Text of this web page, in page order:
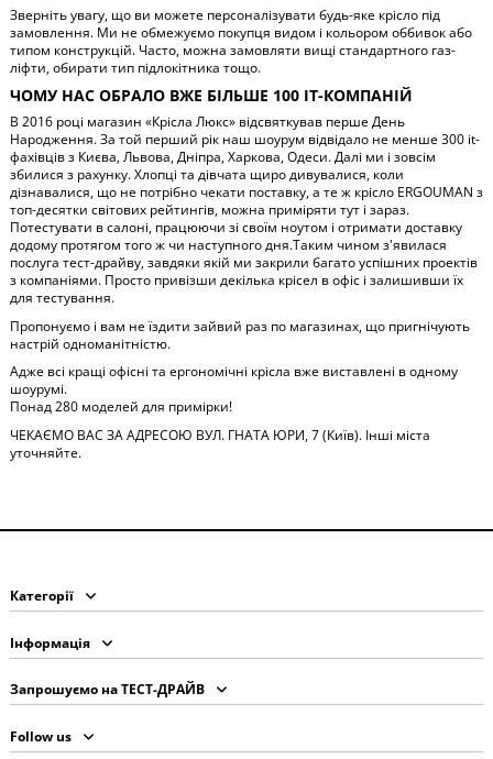
Зверніть увагу, що ви можете персоналізувати будь-яке крісло під
замовлення. Ми не обмежуємо покупця видом і кольором оббивок або
типом конструкцій. Часто, можна замовляти вищі стандартного газ-
ліфти, обирати тип підлокітника тощо.
ЧОМУ НАС ОБРАЛО ВЖЕ БІЛЬШЕ 100 IT-КОМПАНІЙ
В 2016 році магазин «Крісла Люкс» відсвяткував перше День
Народження. За той перший рік наш шоурум відвідало не менше 300 it-
фахівців з Києва, Львова, Дніпра, Харкова, Одеси. Далі ми і зовсім
збилися з рахунку. Хлопці та дівчата щиро дивувалися, коли
дізнавалися, що не потрібно чекати поставку, а те ж крісло ERGOUMAN з
топ-десятки світових рейтингів, можна приміряти тут і зараз.
Потестувати в салоні, працюючи зі своїм ноутом і отримати доставку
додому протягом того ж чи наступного дня.Таким чином з'явилася
послуга тест-драйву, завдяки якій ми закрили багато успішних проектів
з компаніями. Просто привізши декілька крісел в офіс і залишивши їх
для тестування.
Пропонуємо і вам не їздити зайвий раз по магазинах, що пригнічують
настрій одноманітністю.
Адже всі кращі офісні та ергономічні крісла вже виставлені в одному
шоурумі.
Понад 280 моделей для примірки!
ЧЕКАЄМО ВАС ЗА АДРЕСОЮ ВУЛ. ГНАТА ЮРИ, 7 (Київ). Інші міста
уточняйте.
Категорії
Інформація
Запрошуємо на ТЕСТ-ДРАЙВ
Follow us